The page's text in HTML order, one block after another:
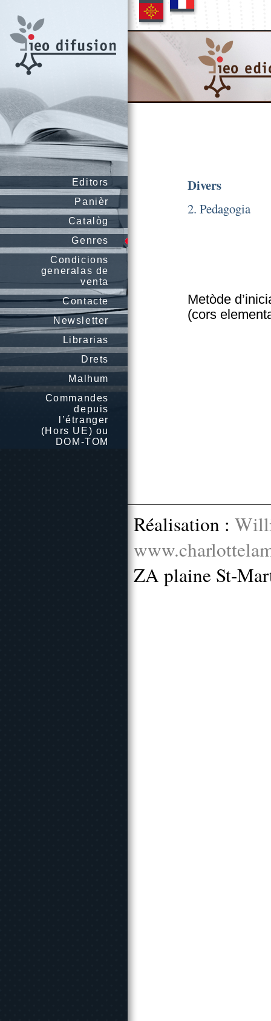
Editors
Panièr
Catalòg
Genres
Condicions
generalas de
venta
Contacte
Newsletter
Librarias
Drets
Malhum
Commandes
depuis
l’étranger
(Hors UE) ou
DOM-TOM
Divers
2. Pedagogia
Metòde
(cors
Réalisation :
ZA plaine St-